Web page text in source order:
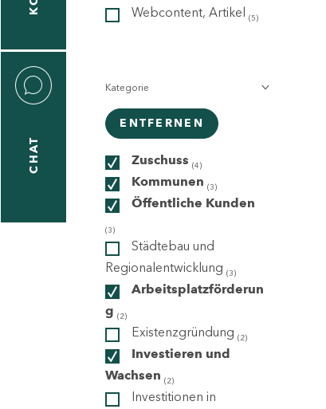
CHAT
Webcontent, Artikel (5)
Kategorie
ENTFERNEN
Zuschuss (4)
Kommunen (3)
Öffentliche Kunden
(3)
Städtebau und
Regionalentwicklung (3)
Arbeitsplatzförderun
g (2)
Existenzgründung (2)
Investieren und
Wachsen (2)
Investitionen in